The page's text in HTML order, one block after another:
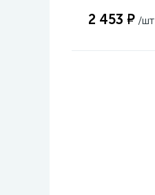
2 453 ₽ /шт